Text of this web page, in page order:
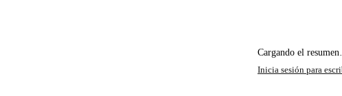
Cargando el